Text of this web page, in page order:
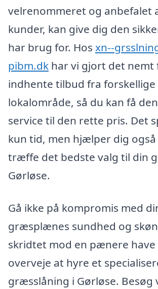
velrenommeret og anbefalet
kunder, kan give dig den
har brug for. Hos xn--
pibm.dk har vi gjort det nemt
indhente tilbud fra
lokalområde, så du kan få
service til den rette pris. Det
kun tid, men hjælper dig
træffe det bedste valg til din
Gørløse.
Gå ikke på kompromis med
græsplænes sundhed og
skridtet mod en pænere have
overveje at hyre et
græsslåning i Gørløse. Besøg